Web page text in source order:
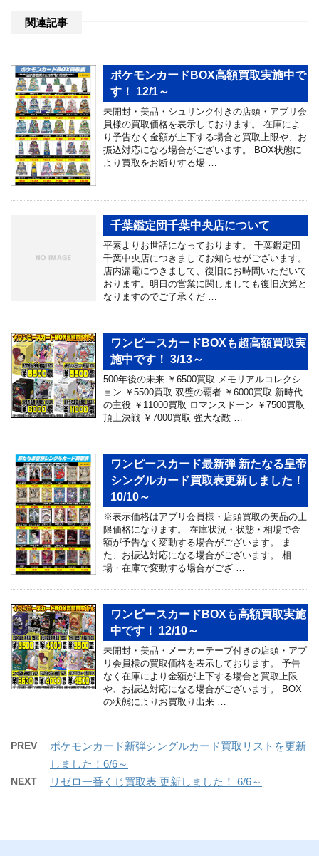
関連記事
ポケモンカードBOX高額買取実施中で
す！ 12/1～
未開封・美品・シュリンク付きの店頭・アプリ会
員様の買取価格を表示しております。 在庫によ
り予告なく金額が上下する場合と買取上限や、お
振込対応になる場合がございます。 BOX状態に
より買取をお断りする場 …
千葉鑑定団千葉中央店について
平素よりお世話になっております。 千葉鑑定団
千葉中央店につきましてお知らせがございます。
店内漏電につきまして、復旧にお時間いただいて
おります。明日の営業に関しましても復旧次第と
なりますのでご了承くだ …
ワンピースカードBOXも超高額買取実
施中です！ 3/13～
500年後の未来 ￥6500買取 メモリアルコレクシ
ョン ￥5500買取 双璧の覇者 ￥6000買取 新時代
の主役 ￥11000買取 ロマンスドーン ￥7500買取
頂上決戦 ￥7000買取 強大な敵 …
ワンピースカード最新弾 新たなる皇帝
シングルカード買取表更新しました！
10/10～
※表示価格はアプリ会員様・店頭買取の美品の上
限価格になります。 在庫状況・状態・相場で金
額が予告なく変動する場合がございます。 ま
た、お振込対応になる場合がございます。 相
場・在庫で変動する場合がござ …
ワンピースカードBOXも高額買取実施
中です！ 12/10～
未開封・美品・メーカーテープ付きの店頭・アプ
リ会員様の買取価格を表示しております。 予告
なく在庫により金額が上下する場合と買取上限
や、お振込対応になる場合がございます。 BOX
の状態によりお買取り出来 …
PREV
ポケモンカード新弾シングルカード買取リストを更新
しました！6/6～
NEXT リゼロ一番くじ買取表 更新しました！ 6/6～